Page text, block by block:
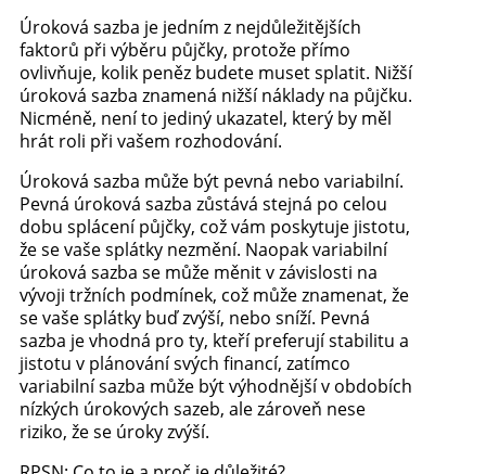
Úroková sazba je jedním z nejdůležitějších
faktorů při výběru půjčky, protože přímo
ovlivňuje, kolik peněz budete muset splatit. Nižší
úroková sazba znamená nižší náklady na půjčku.
Nicméně, není to jediný ukazatel, který by měl
hrát roli při vašem rozhodování.
Úroková sazba může být pevná nebo variabilní.
Pevná úroková sazba zůstává stejná po celou
dobu splácení půjčky, což vám poskytuje jistotu,
že se vaše splátky nezmění. Naopak variabilní
úroková sazba se může měnit v závislosti na
vývoji tržních podmínek, což může znamenat, že
se vaše splátky buď zvýší, nebo sníží. Pevná
sazba je vhodná pro ty, kteří preferují stabilitu a
jistotu v plánování svých financí, zatímco
variabilní sazba může být výhodnější v obdobích
nízkých úrokových sazeb, ale zároveň nese
riziko, že se úroky zvýší.